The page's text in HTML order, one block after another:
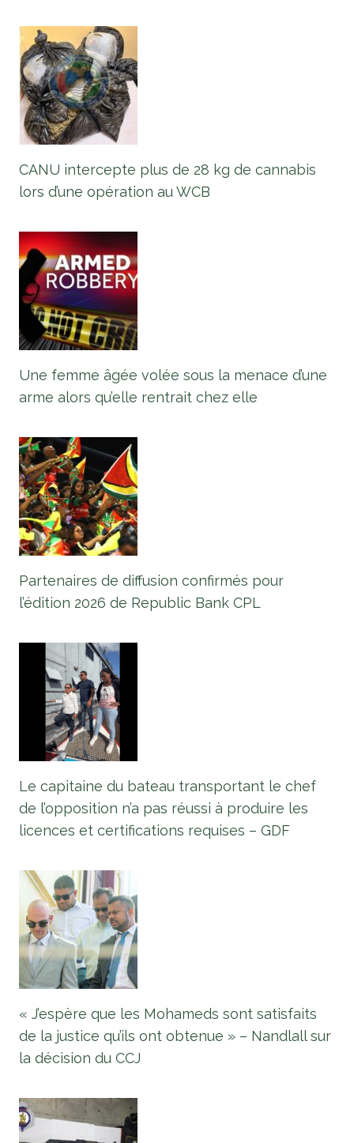
CANU intercepte plus de 28 kg de cannabis
lors d’une opération au WCB
Une femme âgée volée sous la menace d’une
arme alors qu’elle rentrait chez elle
Partenaires de diffusion confirmés pour
l’édition 2026 de Republic Bank CPL
Le capitaine du bateau transportant le chef
de l’opposition n’a pas réussi à produire les
licences et certifications requises – GDF
« J’espère que les Mohameds sont satisfaits
de la justice qu’ils ont obtenue » – Nandlall sur
la décision du CCJ